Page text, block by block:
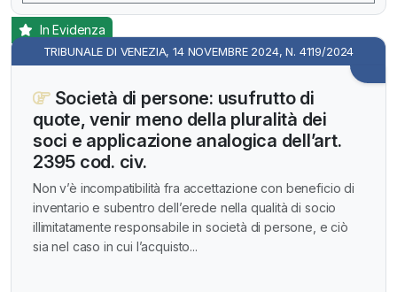
TRIBUNALE DI VENEZIA, 14 NOVEMBRE 2024, N. 4119/2024
In Evidenza
Società di persone: usufrutto di
quote, venir meno della pluralità dei
soci e applicazione analogica dell’art.
2395 cod. civ.
Non v’è incompatibilità fra accettazione con beneficio di
inventario e subentro dell’erede nella qualità di socio
illimitatamente responsabile in società di persone, e ciò
sia nel caso in cui l’acquisto...